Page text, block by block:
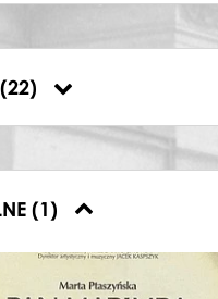
Wielki – Opera
Wielki – Opera
Wielki – Opera
(1)